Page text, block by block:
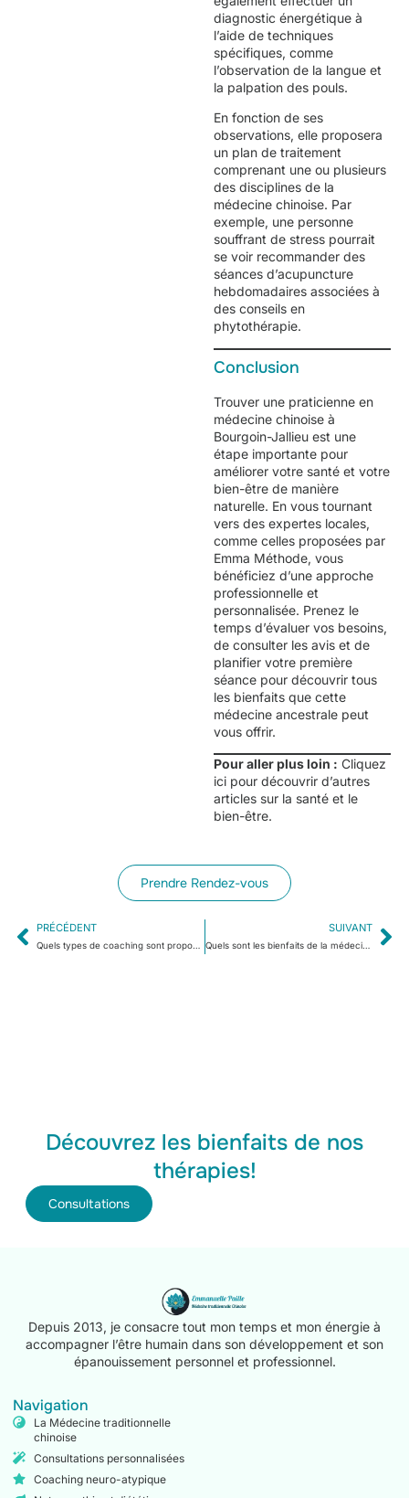
diagnostic énergétique à
l’aide de techniques
spécifiques, comme
l’observation de la langue et
la palpation des pouls.
En fonction de ses
observations, elle proposera
un plan de traitement
comprenant une ou plusieurs
des disciplines de la
médecine chinoise. Par
exemple, une personne
souffrant de stress pourrait
se voir recommander des
séances d’acupuncture
hebdomadaires associées à
des conseils en
phytothérapie.
Conclusion
Trouver une praticienne en
médecine chinoise à
Bourgoin-Jallieu est une
étape importante pour
améliorer votre santé et votre
bien-être de manière
naturelle. En vous tournant
vers des expertes locales,
comme celles proposées par
Emma Méthode, vous
bénéficiez d’une approche
professionnelle et
personnalisée. Prenez le
temps d’évaluer vos besoins,
de consulter les avis et de
planifier votre première
séance pour découvrir tous
les bienfaits que cette
médecine ancestrale peut
vous offrir.
Pour aller plus loin : Cliquez
ici pour découvrir d’autres
articles sur la santé et le
bien-être.
Prendre Rendez-vous
PRÉCÉDENT
Quels types de coaching sont proposés à Lyon pour retrouver sa place dans la vie personnelle et professionnelle ?
SUIVANT
Quels sont les bienfaits de la médecine chinoise pour le bien-être à Bourgoin-Jallieu ?
Découvrez les bienfaits de nos
thérapies!
Consultations
Depuis 2013, je consacre tout mon temps et mon énergie à
accompagner l’être humain dans son développement et son
épanouissement personnel et professionnel.
Navigation
La Médecine traditionnelle
chinoise
Consultations personnalisées
Coaching neuro-atypique